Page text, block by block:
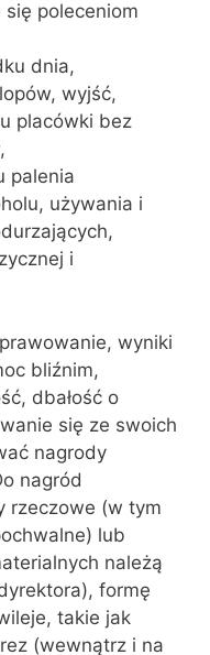
poleceniom
dnia,
wyjść,
placówki bez
palenia
używania i
i
wyniki
bliźnim,
dbałość o
się ze swoich
nagrody
nagród
rzeczowe (w tym
lub
należą
formę
takie jak
(wewnątrz i na